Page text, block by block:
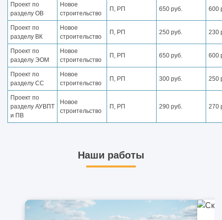
Проект по
разделу ОВ
Новое
строительство
П, РП 650 руб. 600
Проект по
разделу ВК
Новое
строительство
П, РП 250 руб. 230
Проект по
разделу ЭОМ
Новое
строительство
П, РП 650 руб. 600
Проект по
разделу СС
Новое
строительство
П, РП 300 руб. 250
Проект по
разделу АУВПТ
и ПВ
Новое
строительство
П, РП 290 руб. 270
Наши работы